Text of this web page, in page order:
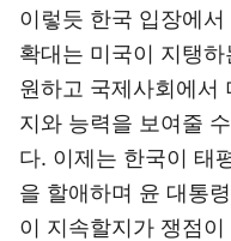
이렇듯 한국 입장에
확대는 미국이 지탱
원하고 국제사회에서
지와 능력을 보여줄
다. 이제는 한국이 태
을 할애하며 윤 대통
이 지속할지가 쟁점